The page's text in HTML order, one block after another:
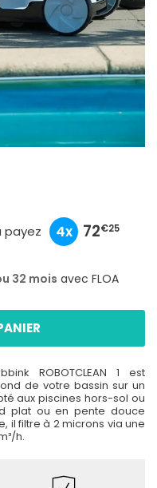
payez
€33 4x 72€25
€90
32 mois avec FLOA
ROBOTCLEAN 1 est
de votre bassin sur un
aux piscines hors-sol ou
plat ou en pente douce
il filtre à 2 microns via une
h.